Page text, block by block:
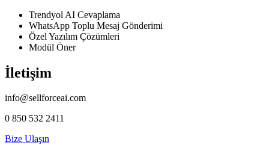
Trendyol AI Cevaplama
WhatsApp Toplu Mesaj Gönderimi
Özel Yazılım Çözümleri
Modül Öner
İletişim
info@sellforceai.com
0 850 532 2411
Bize Ulaşın